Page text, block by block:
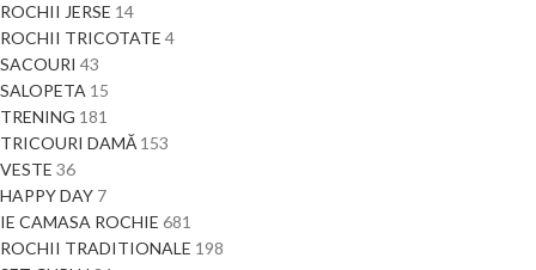
ROCHII JERSE 14
ROCHII TRICOTATE 4
SACOURI 43
SALOPETA 15
TRENING 181
TRICOURI DAMĂ 153
VESTE 36
HAPPY DAY 7
IE CAMASA ROCHIE 681
ROCHII TRADITIONALE 198